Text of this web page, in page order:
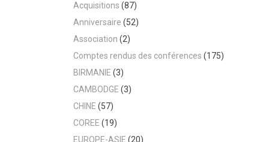
Acquisitions (87)
Anniversaire (52)
Association (2)
Comptes rendus des conférences (175)
BIRMANIE (3)
CAMBODGE (3)
CHINE (57)
COREE (19)
EUROPE-ASIE (20)